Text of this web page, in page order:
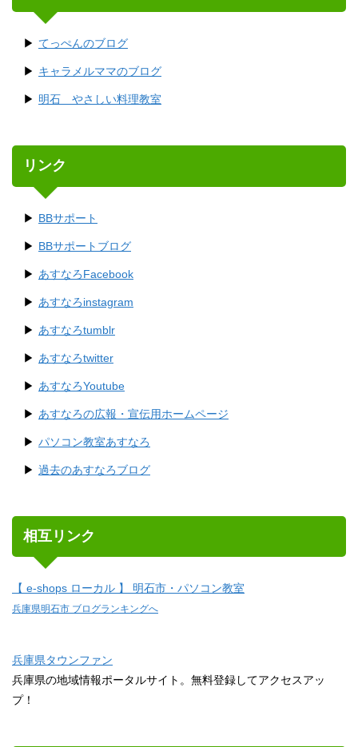
てっぺんのブログ
キャラメルママのブログ
明石 やさしい料理教室
リンク
BBサポート
BBサポートブログ
あすなろFacebook
あすなろinstagram
あすなろtumblr
あすなろtwitter
あすなろYoutube
あすなろの広報・宣伝用ホームページ
パソコン教室あすなろ
過去のあすなろブログ
相互リンク
【 e-shops ローカル 】 明石市・パソコン教室
兵庫県明石市 ブログランキングへ
兵庫県タウンファン
兵庫県の地域情報ポータルサイト。無料登録してアクセスアッ
プ！